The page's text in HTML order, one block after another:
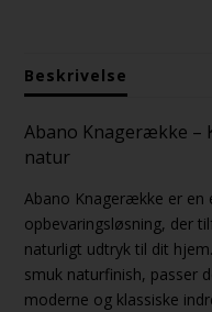
Beskrivelse
Abano Knagerække
natur
Abano Knagerække er en
opbevaringsløsning, der
naturligt udtryk til dit
smuk naturfinish, passer
moderne og klassiske